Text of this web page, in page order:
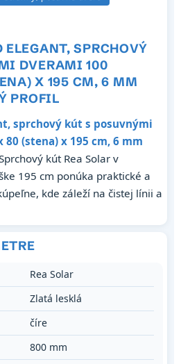
ELEGANT, SPRCHOVÝ
DVERAMI 100
X 195 CM, 6 MM
PROFIL
sprchový kút s posuvnými
(stena) x 195 cm, 6 mm
kút Rea Solar v
195 cm ponúka praktické a
kde záleží na čistej línii a
Rea Solar
Zlatá lesklá
číre
800 mm